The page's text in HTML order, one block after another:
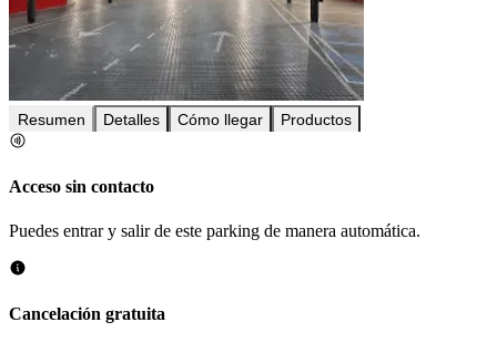
Resumen Detalles Cómo llegar Productos
Acceso sin contacto
Puedes entrar y salir de este parking de manera automática.
Cancelación gratuita